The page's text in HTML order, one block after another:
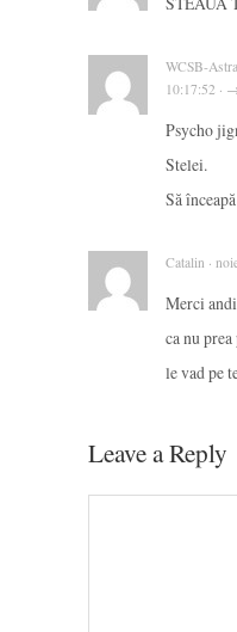
WCSB-
10:17:52 ·
Psycho
Stelei.
Să
Catalin ·
Merci
ca nu
le vad pe
Leave a Reply